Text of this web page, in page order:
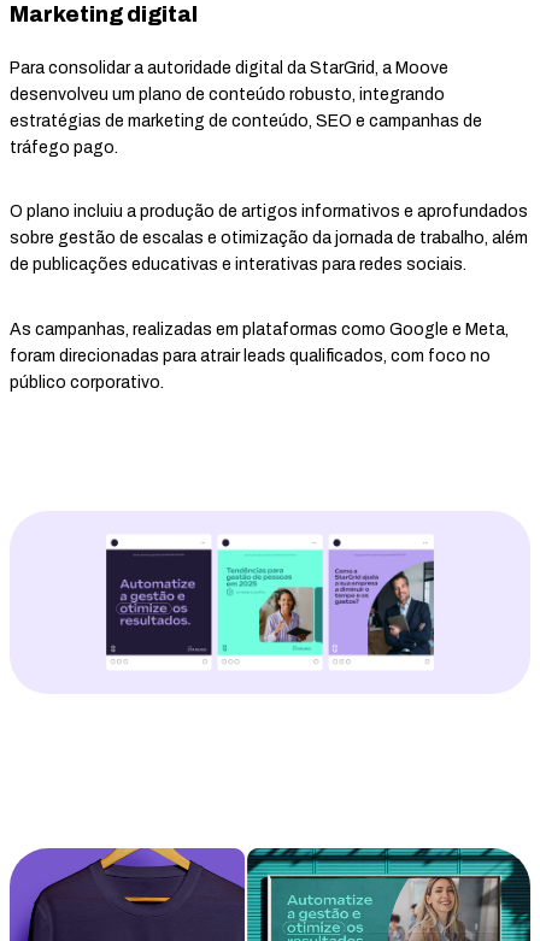
Marketing digital
Para consolidar a autoridade digital da StarGrid, a Moove
desenvolveu um plano de conteúdo robusto, integrando
estratégias de marketing de conteúdo, SEO e campanhas de
tráfego pago.
O plano incluiu a produção de artigos informativos e aprofundados
sobre gestão de escalas e otimização da jornada de trabalho, além
de publicações educativas e interativas para redes sociais.
As campanhas, realizadas em plataformas como Google e Meta,
foram direcionadas para atrair leads qualificados, com foco no
público corporativo.